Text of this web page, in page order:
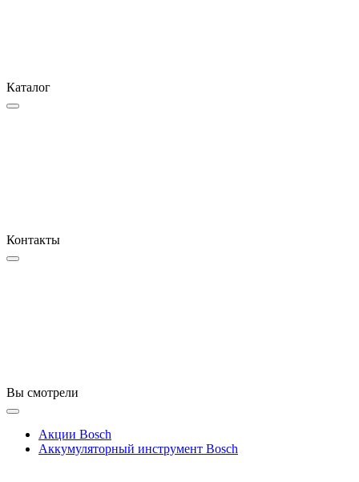
Каталог
Контакты
Вы смотрели
Акции Bosch
Аккумуляторный инструмент Bosch